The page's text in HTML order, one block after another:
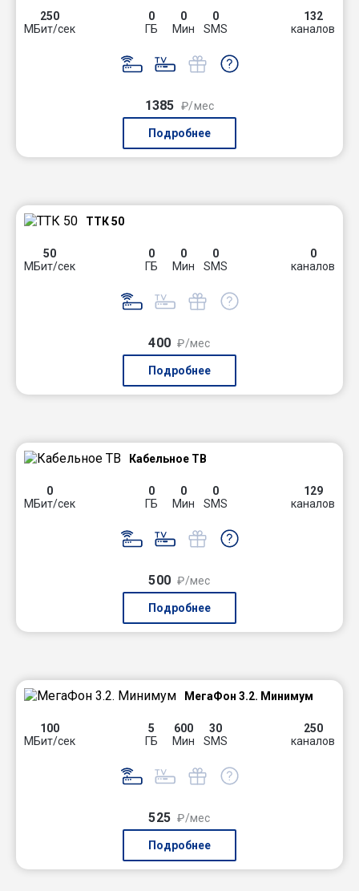
250
МБит/сек
0
ГБ
0
Мин
0
SMS
132
каналов
1385 ₽/мес
Подробнее
ТТК 50
50
МБит/сек
0
ГБ
0
Мин
0
SMS
0
каналов
400 ₽/мес
Подробнее
Кабельное ТВ
0
МБит/сек
0
ГБ
0
Мин
0
SMS
129
каналов
500 ₽/мес
Подробнее
МегаФон 3.2. Минимум
100
МБит/сек
5
ГБ
600
Мин
30
SMS
250
каналов
525 ₽/мес
Подробнее